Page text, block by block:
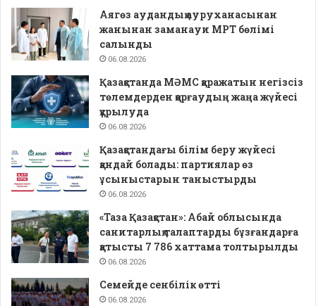
Аягөз аудандық ауруханасынан
жанынан заманауи МРТ бөлімі
салынды
06.08.2026
Қазақстанда МӘМС қаражатын негізсіз
төлемдерден қорғаудың жаңа жүйесі
құрылуда
06.08.2026
Қазақстандағы білім беру жүйесі
қандай болады: партиялар өз
ұсыныстарын таныстырды
06.08.2026
«Таза Қазақстан»: Абай облысында
санитарлық талаптарды бұзғандарға
қатысты 7 786 хаттама толтырылды
06.08.2026
Семейде сенбілік өтті
06.08.2026